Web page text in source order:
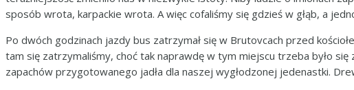
sposób wrota, karpackie wrota. A więc cofaliśmy się gdzieś w głąb, a
Po dwóch godzinach jazdy bus zatrzymał się w Brutovcach przed
tam się zatrzymaliśmy, choć tak naprawdę w tym miejscu trzeba było się
zapachów przygotowanego jadła dla naszej wygłodzonej jedenastki.